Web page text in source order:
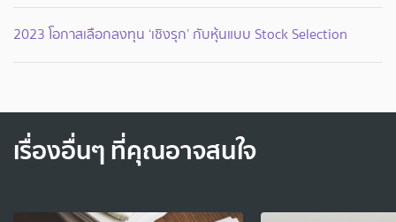
2023 โอกาสเลือกลงทุน ‘เชิงรุก’ กับหุ้นแบบ Stock Selection
เรื่องอื่นๆ ที่คุณอาจสนใจ